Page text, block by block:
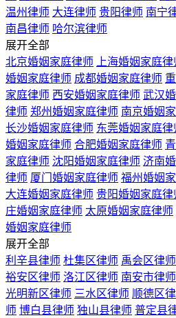
温州律师 大连律师 贵阳律师 南宁
南昌律师 哈尔滨律师
展开全部
北京婚姻家庭律师
上海婚姻家庭律
婚姻家庭律师 成都婚姻家庭律师
家庭律师 西安婚姻家庭律师 武汉
律师 郑州婚姻家庭律师 南京婚姻
长沙婚姻家庭律师 东莞婚姻家庭律
婚姻家庭律师 合肥婚姻家庭律师
家庭律师 沈阳婚姻家庭律师 济南
律师 厦门婚姻家庭律师 福州婚姻
大连婚姻家庭律师 贵阳婚姻家庭律
庄婚姻家庭律师 太原婚姻家庭律师
婚姻家庭律师
展开全部
利辛县律师 杜集区律师 禹会区律师
裕安区律师 洛江区律师 南安市律师
光明新区律师 三水区律师 顺德区
师 博白县律师 独山县律师 普定县